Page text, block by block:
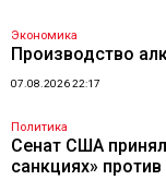
Экономика
Производство
07.08.2026 22:17
Политика
Сенат США
санкциях»